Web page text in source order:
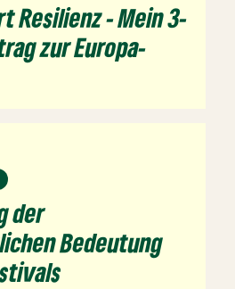
Resilienz - Mein 3-
zur Europa-
der
Bedeutung